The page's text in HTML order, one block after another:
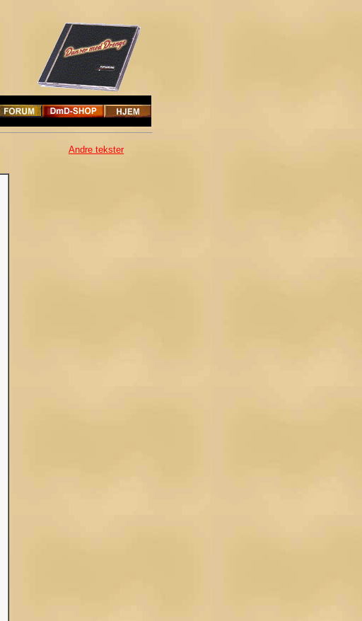
Andre tekster